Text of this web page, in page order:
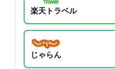
楽天トラベル
じゃらん